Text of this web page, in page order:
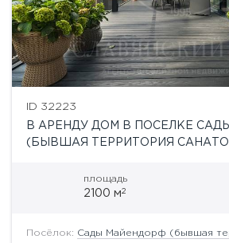
ID 32223
В АРЕНДУ ДОМ В ПОСЕЛКЕ
(БЫВШАЯ ТЕРРИТОРИЯ
площадь
2100 м2
Посёлок: Сады Майендорф (бывшая